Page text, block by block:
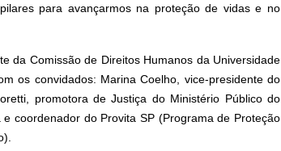
para avançarmos na proteção de vidas e no
da Comissão de Direitos Humanos da Universidade
os convidados: Marina Coelho, vice-presidente do
promotora de Justiça do Ministério Público do
coordenador do Provita SP (Programa de Proteção